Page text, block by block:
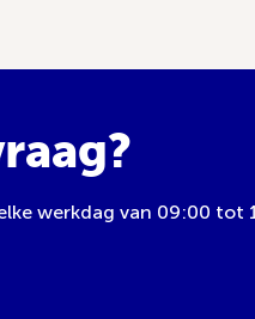
werkdag van 09:00 tot